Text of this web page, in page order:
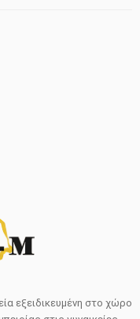
εξειδικευμένη στο χώρο